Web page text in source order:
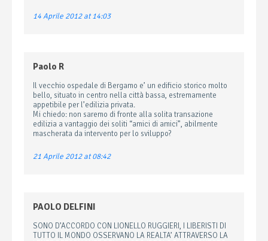
14 Aprile 2012 at 14:03
Paolo R
Il vecchio ospedale di Bergamo e’ un edificio storico molto
bello, situato in centro nella città bassa, estremamente
appetibile per l’edilizia privata.
Mi chiedo: non saremo di fronte alla solita transazione
edilizia a vantaggio dei soliti “amici di amici”, abilmente
mascherata da intervento per lo sviluppo?
21 Aprile 2012 at 08:42
PAOLO DELFINI
SONO D’ACCORDO CON LIONELLO RUGGIERI, I LIBERISTI DI
TUTTO IL MONDO OSSERVANO LA REALTA’ ATTRAVERSO LA